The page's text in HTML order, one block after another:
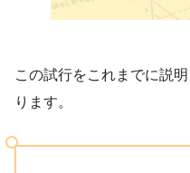
この試行をこれまでに説
ります。